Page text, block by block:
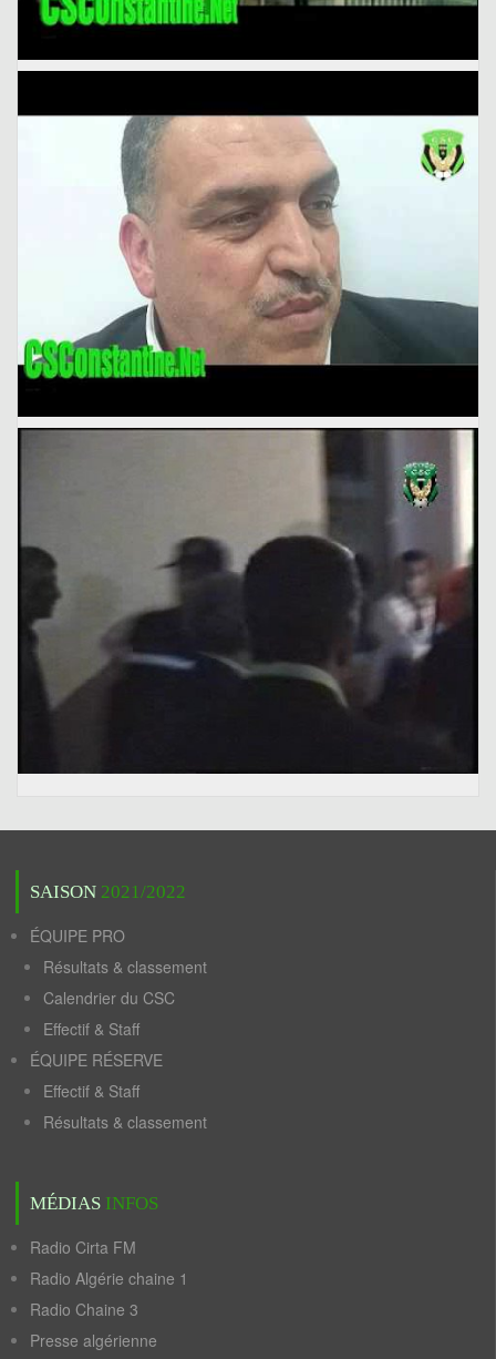
SAISON 2021/2022
ÉQUIPE PRO
Résultats & classement
Calendrier du CSC
Effectif & Staff
ÉQUIPE RÉSERVE
Effectif & Staff
Résultats & classement
MÉDIAS INFOS
Radio Cirta FM
Radio Algérie chaine 1
Radio Chaine 3
Presse algérienne